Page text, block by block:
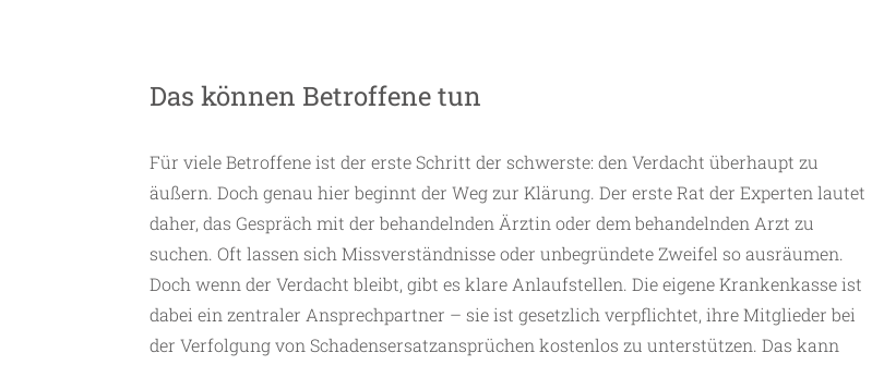
Das können Betroffene tun
Für viele Betroffene ist der erste Schritt der schwerste: den Verdacht überhaupt zu
äußern. Doch genau hier beginnt der Weg zur Klärung. Der erste Rat der Experten lautet
daher, das Gespräch mit der behandelnden Ärztin oder dem behandelnden Arzt zu
suchen. Oft lassen sich Missverständnisse oder unbegründete Zweifel so ausräumen.
Doch wenn der Verdacht bleibt, gibt es klare Anlaufstellen. Die eigene Krankenkasse ist
dabei ein zentraler Ansprechpartner – sie ist gesetzlich verpflichtet, ihre Mitglieder bei
der Verfolgung von Schadensersatzansprüchen kostenlos zu unterstützen. Das kann